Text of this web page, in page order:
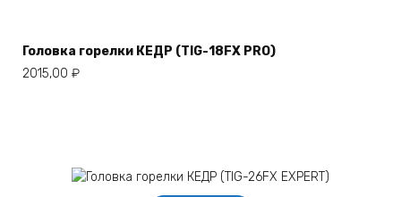
Головка горелки КЕДР (TIG-18FX PRO)
2015,00 ₽